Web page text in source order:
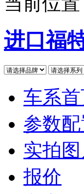
进口福
车系
参数
实拍
报价